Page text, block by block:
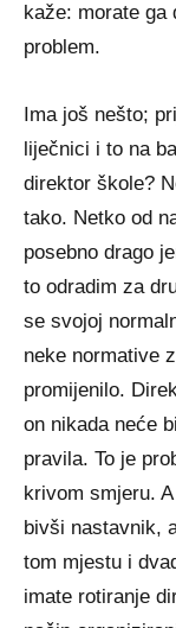
kaže: morate ga
problem.
Ima još nešto;
liječnici i to na
direktor škole?
tako. Netko od
posebno drago
to odradim za
se svojoj
neke normative
promijenilo.
on nikada neće
pravila. To je
krivom smjeru.
bivši nastavnik,
tom mjestu i
imate rotiranje